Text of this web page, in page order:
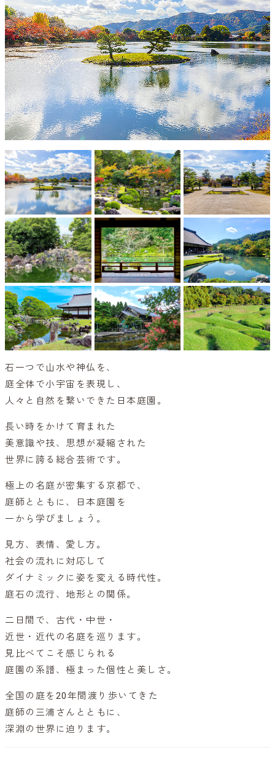
石一つで山水や神仏を、
庭全体で小宇宙を表現し、
人々と自然を繋いできた日本庭園。
長い時をかけて育まれた
美意識や技、思想が凝縮された
世界に誇る総合芸術です。
極上の名庭が密集する京都で、
庭師とともに、日本庭園を
一から学びましょう。
見方、表情、愛し方。
社会の流れに対応して
ダイナミックに姿を変える時代性。
庭石の流行、地形との関係。
二日間で、古代・中世・
近世・近代の名庭を巡ります。
見比べてこそ感じられる
庭園の系譜、極まった個性と美しさ。
全国の庭を20年間渡り歩いてきた
庭師の三浦さんとともに、
深淵の世界に迫ります。